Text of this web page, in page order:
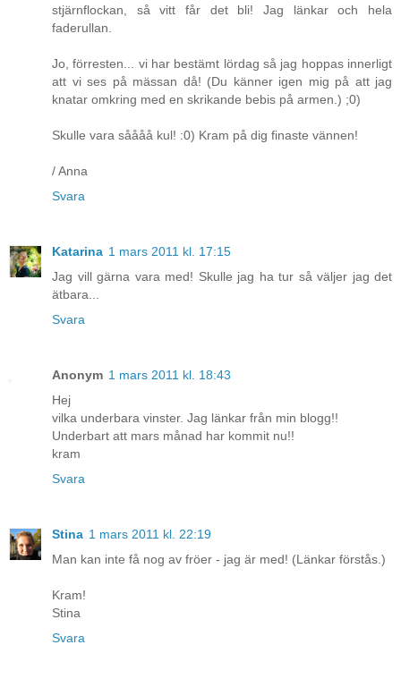
stjärnflockan, så vitt får det bli! Jag länkar och hela
faderullan.
Jo, förresten... vi har bestämt lördag så jag hoppas innerligt
att vi ses på mässan då! (Du känner igen mig på att jag
knatar omkring med en skrikande bebis på armen.) ;0)
Skulle vara såååå kul! :0) Kram på dig finaste vännen!
/ Anna
Svara
Katarina 1 mars 2011 kl. 17:15
Jag vill gärna vara med! Skulle jag ha tur så väljer jag det
ätbara...
Svara
Anonym 1 mars 2011 kl. 18:43
Hej
vilka underbara vinster. Jag länkar från min blogg!!
Underbart att mars månad har kommit nu!!
kram
Svara
Stina 1 mars 2011 kl. 22:19
Man kan inte få nog av fröer - jag är med! (Länkar förstås.)
Kram!
Stina
Svara